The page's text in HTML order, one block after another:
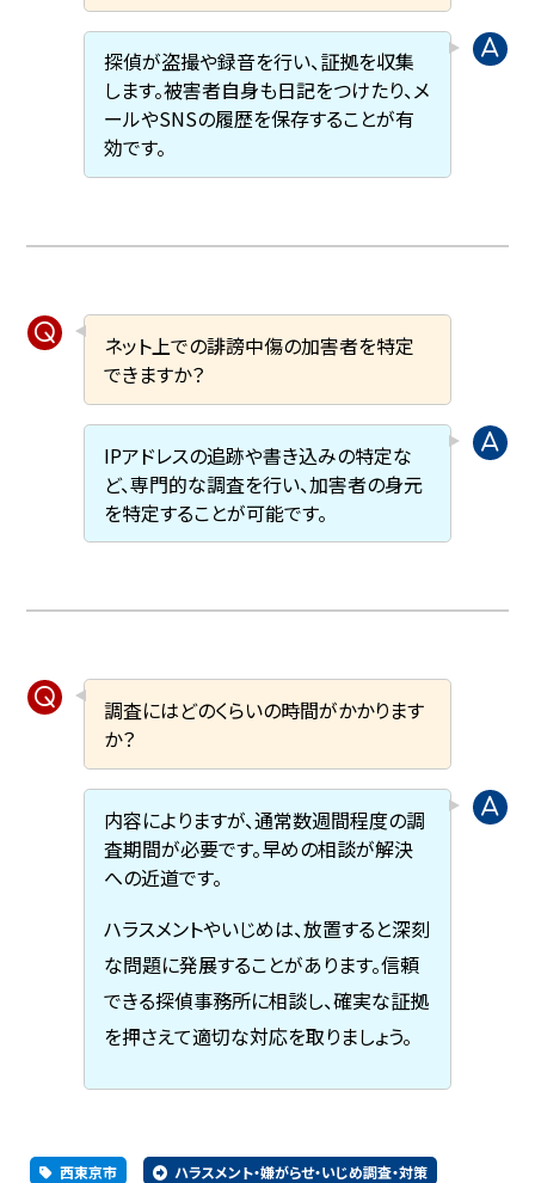
探偵が盗撮や録音を行い、証拠を収集
します。被害者自身も日記をつけたり、メ
ールやSNSの履歴を保存することが有
効です。
ネット上での誹謗中傷の加害者を特定
できますか？
IPアドレスの追跡や書き込みの特定な
ど、専門的な調査を行い、加害者の身元
を特定することが可能です。
調査にはどのくらいの時間がかかります
か？
内容によりますが、通常数週間程度の調
査期間が必要です。早めの相談が解決
への近道です。
ハラスメントやいじめは、放置すると深刻
な問題に発展することがあります。信頼
できる探偵事務所に相談し、確実な証拠
を押さえて適切な対応を取りましょう。
西東京市 ハラスメント・嫌がらせ・いじめ調査・対策